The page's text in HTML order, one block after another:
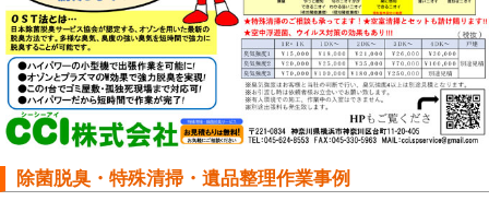
除菌脱臭・特殊清掃・遺品整理作業事例